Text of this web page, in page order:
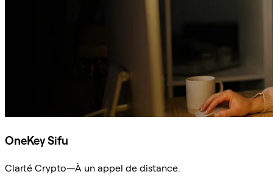
OneKey Sifu
Clarté Crypto—À un appel de distance.